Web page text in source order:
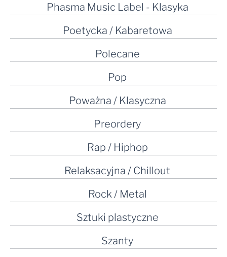
Phasma Music Label - Klasyka
Poetycka / Kabaretowa
Polecane
Pop
Poważna / Klasyczna
Preordery
Rap / Hiphop
Relaksacyjna / Chillout
Rock / Metal
Sztuki plastyczne
Szanty